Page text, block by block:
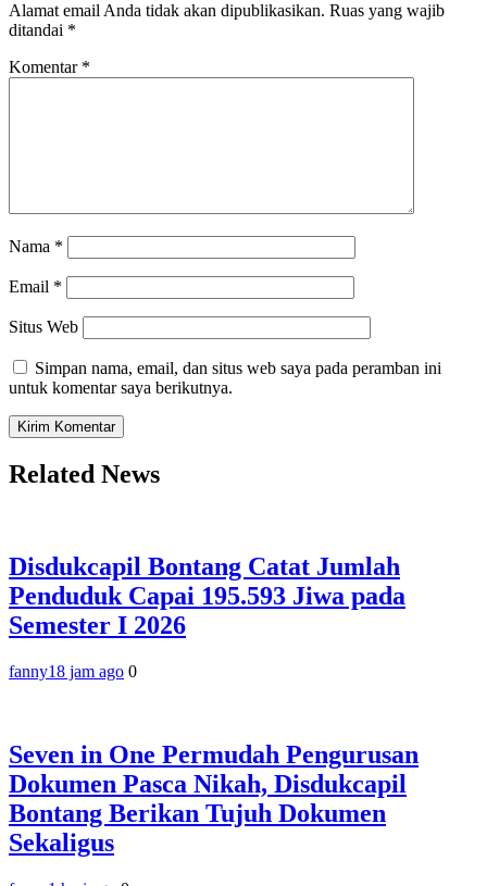
Alamat email Anda tidak akan dipublikasikan. Ruas yang wajib
ditandai *
Komentar *
Nama *
Email *
Situs Web
Simpan nama, email, dan situs web saya pada peramban ini
untuk komentar saya berikutnya.
Related News
Disdukcapil Bontang Catat Jumlah
Penduduk Capai 195.593 Jiwa pada
Semester I 2026
fanny18 jam ago 0
Seven in One Permudah Pengurusan
Dokumen Pasca Nikah, Disdukcapil
Bontang Berikan Tujuh Dokumen
Sekaligus